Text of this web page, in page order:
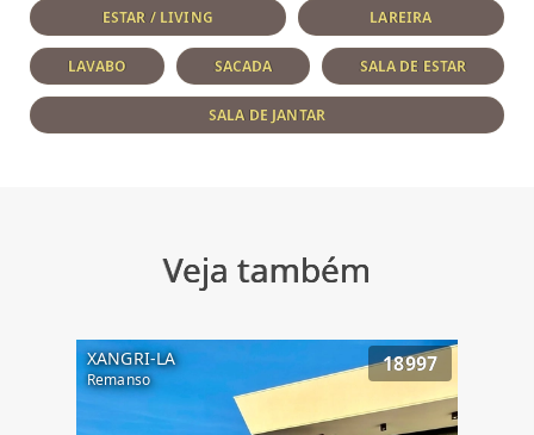
ESTAR / LIVING LAREIRA
LAVABO SACADA SALA DE ESTAR
SALA DE JANTAR
Veja também
XANGRI-LA
Remanso
18997